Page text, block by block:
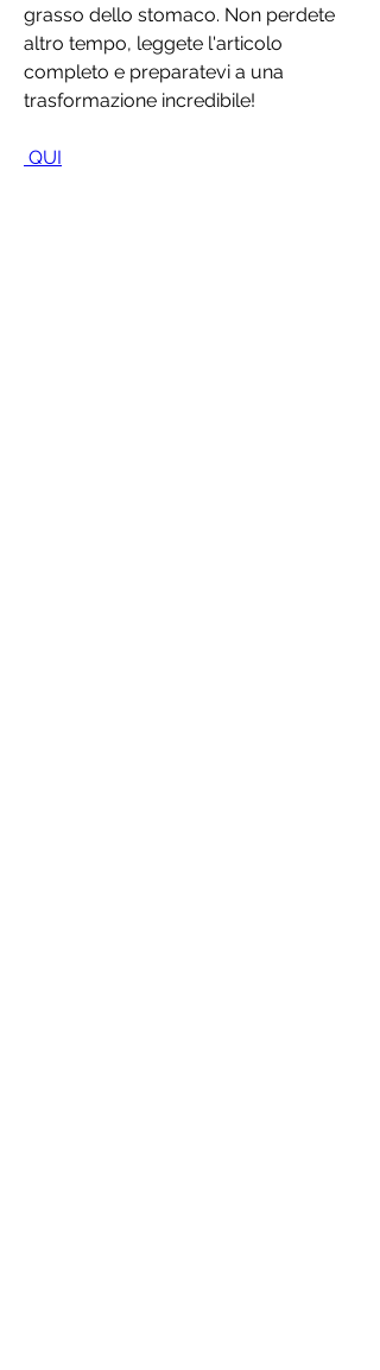
grasso dello stomaco. Non perdete
altro tempo, leggete l'articolo
completo e preparatevi a una
trasformazione incredibile!
QUI